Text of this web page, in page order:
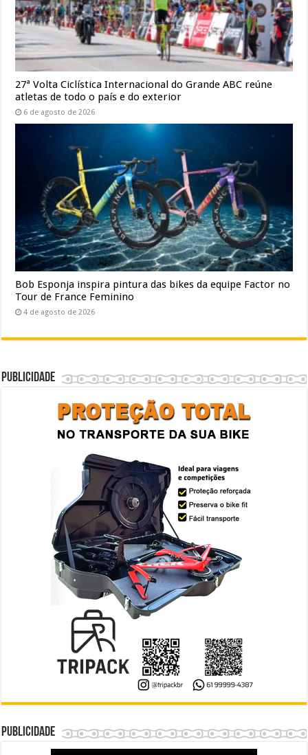
27ª Volta Ciclística Internacional do Grande ABC reúne
atletas de todo o país e do exterior
6 de agosto de 2026
Bob Esponja inspira pintura das bikes da equipe Factor no
Tour de France Feminino
4 de agosto de 2026
Publicidade
Publicidade